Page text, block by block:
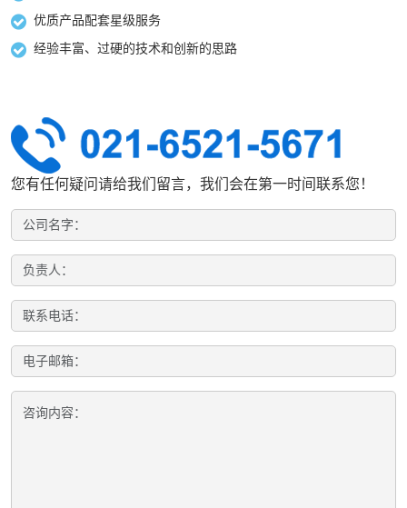
优质产品配套星级服务
经验丰富、过硬的技术和创新的思路
您有任何疑问请给我们留言，我们会在第一时间联系您！